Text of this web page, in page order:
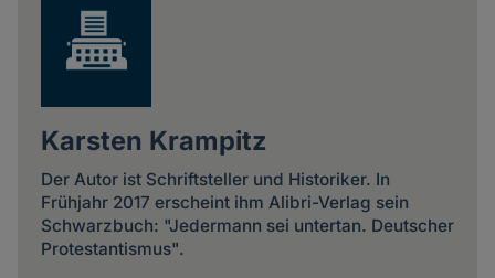
Karsten Krampitz
Der Autor ist Schriftsteller und Historiker. In
Frühjahr 2017 erscheint ihm Alibri-Verlag sein
Schwarzbuch: "Jedermann sei untertan. Deutscher
Protestantismus".